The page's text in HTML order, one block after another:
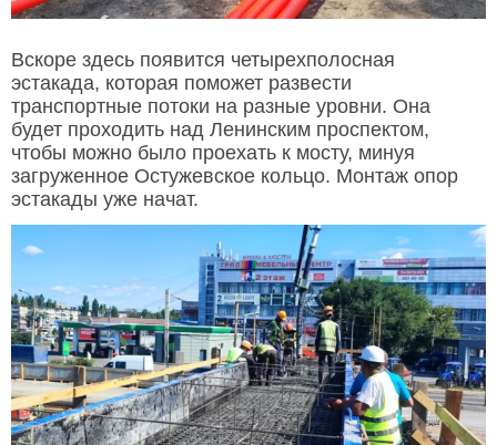
Вскоре здесь появится четырехполосная
эстакада, которая поможет развести
транспортные потоки на разные уровни. Она
будет проходить над Ленинским проспектом,
чтобы можно было проехать к мосту, минуя
загруженное Остужевское кольцо. Монтаж опор
эстакады уже начат.